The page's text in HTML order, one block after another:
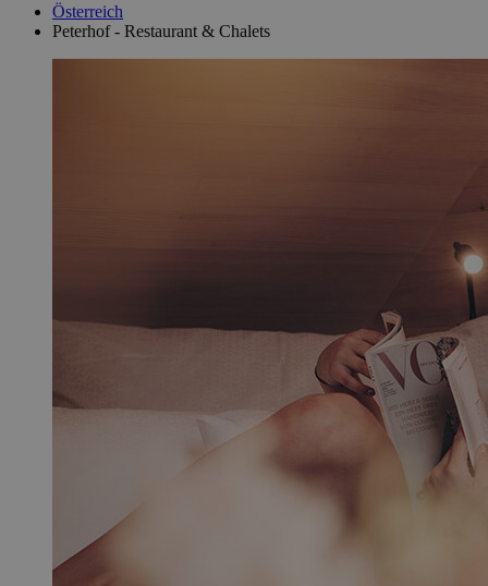
Österreich
Peterhof - Restaurant & Chalets